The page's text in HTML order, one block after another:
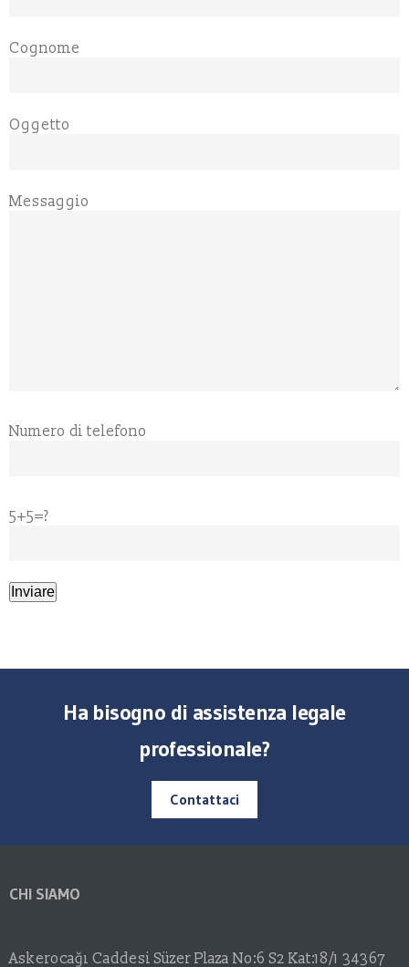
Cognome
Oggetto
Messaggio
Numero di telefono
5+5=?
Ha bisogno di assistenza legale
professionale?
Contattaci
CHI SIAMO
Askerocağı Caddesi Süzer Plaza No:6 S2 Kat:18/1 34367